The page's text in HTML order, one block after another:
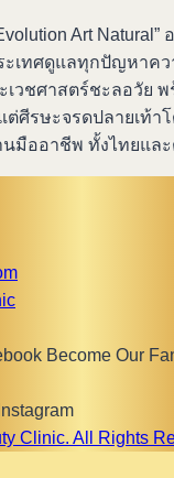
Art
ะเทศดูแลทุกปัญหาค
เวชศาสตร์ชะลอวัย
ต่ศีรษะจรดปลายเท้า
มืออาชีพ ทั้งไทยและ
Become Our
Instagram
Clinic. All Rights